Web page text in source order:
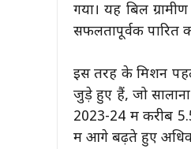
गया। यह बिल
सफलतापूर्वक पारित
इस तरह के मिशन पहले
जुड़े हुए हैं, जो सालाना
2023-24 में करीब
में आगे बढ़ते हुए अधिक